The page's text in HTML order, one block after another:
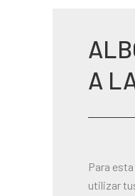
A
Para
utilizar